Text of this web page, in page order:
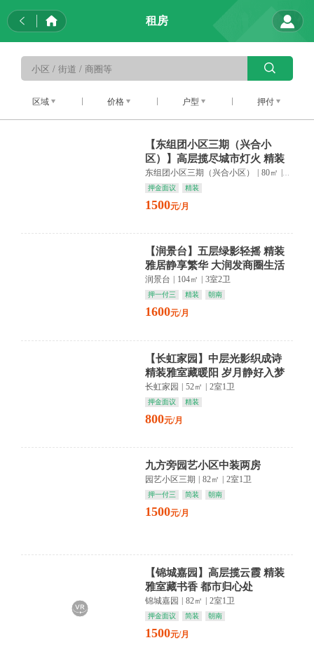
租房
区域 价格 户型 押付
【东组团小区三期（兴合小
区）】高层揽尽城市灯火 精装
雅居藏匿诗意 繁华静好两相宜
东组团小区三期（兴合小区） 80㎡ 2室1卫
押金面议 精装
1500元/月
【润景台】五层绿影轻摇 精装
雅居静享繁华 大润发商圈生活
触手可及
润景台 104㎡ 3室2卫
押一付三 精装 朝南
1600元/月
【长虹家园】中层光影织成诗
精装雅室藏暖阳 岁月静好入梦
来
长虹家园 52㎡ 2室1卫
押金面议 精装
800元/月
九方旁园艺小区中装两房
园艺小区三期 82㎡ 2室1卫
押一付三 简装 朝南
1500元/月
【锦城嘉园】高层揽云霞 精装
雅室藏书香 都市归心处
锦城嘉园 | 82㎡ | 2室1卫
押金面议 简装 朝南
1500元/月